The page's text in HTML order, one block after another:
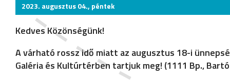
2023. augusztus 04., péntek
Kedves Közönségünk!
A várható rossz idő miatt az augusztus 18-i
Galéria és Kultúrtérben tartjuk meg! (1111 Bp.,